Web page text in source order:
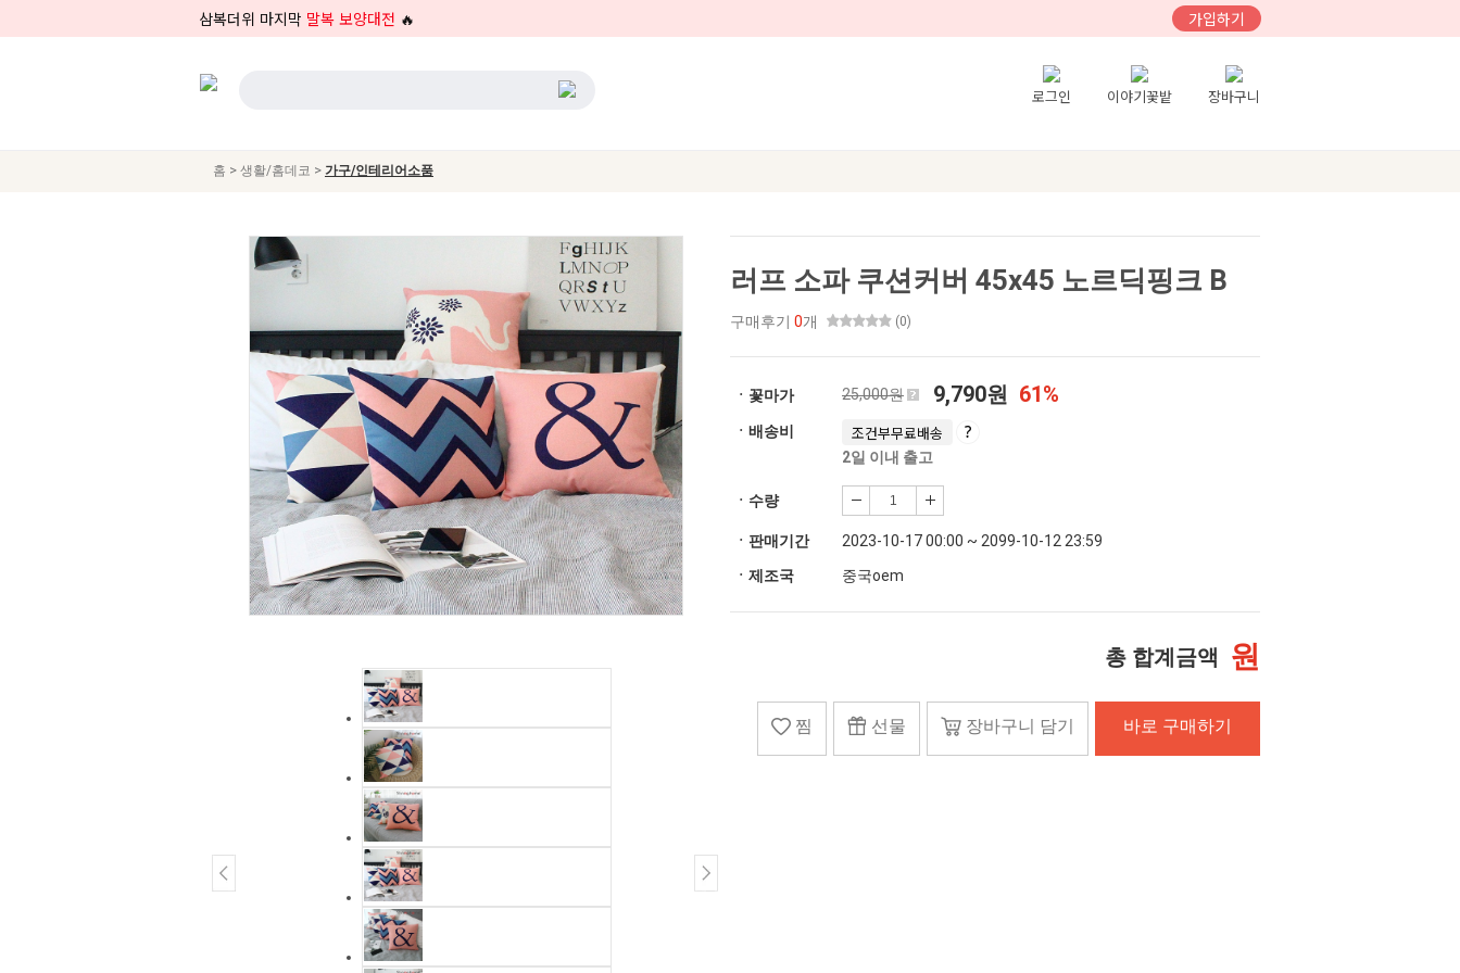
삼복더위 마지막 말복 보양대전 🔥 가입하기
로그인 이야기꽃밭 장바구니
홈 > 생활/홈데코 > 가구/인테리어소품
러프 소파 쿠션커버 45x45 노르딕핑크 B
구매후기 0개 (0)
ㆍ꽃마가 25,000원 9,790원 61%
ㆍ배송비 조건부무료배송
2일 이내 출고
ㆍ수량
ㆍ판매기간
2023-10-17 00:00 ~ 2099-10-12 23:59
ㆍ제조국
중국oem
총 합계금액 원
찜 선물 장바구니 담기 바로 구매하기